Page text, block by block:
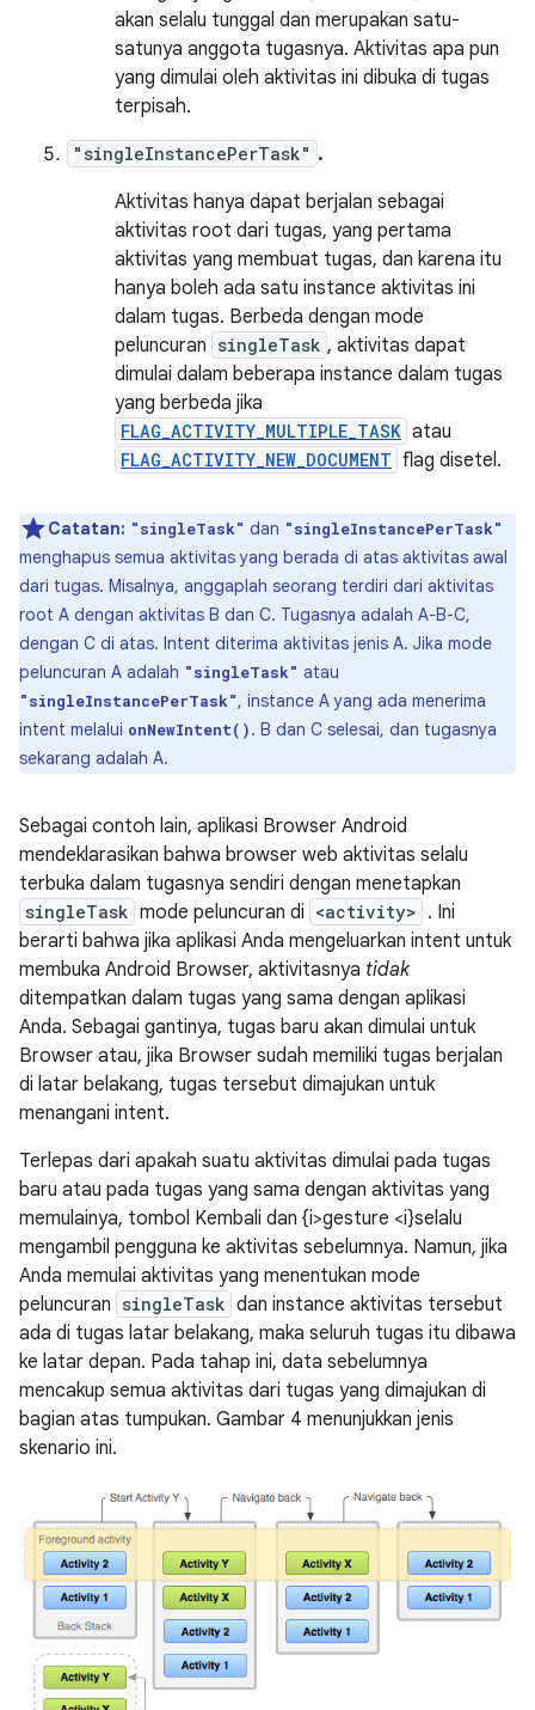
akan selalu tunggal dan merupakan satu-
satunya anggota tugasnya. Aktivitas apa pun
yang dimulai oleh aktivitas ini dibuka di tugas
terpisah.
"singleInstancePerTask" .
Aktivitas hanya dapat berjalan sebagai
aktivitas root dari tugas, yang pertama
aktivitas yang membuat tugas, dan karena itu
hanya boleh ada satu instance aktivitas ini
dalam tugas. Berbeda dengan mode
peluncuran singleTask , aktivitas dapat
dimulai dalam beberapa instance dalam tugas
yang berbeda jika
FLAG_ACTIVITY_MULTIPLE_TASK atau
FLAG_ACTIVITY_NEW_DOCUMENT flag disetel.
Catatan: "singleTask" dan "singleInstancePerTask"
menghapus semua aktivitas yang berada di atas aktivitas awal
dari tugas. Misalnya, anggaplah seorang terdiri dari aktivitas
root A dengan aktivitas B dan C. Tugasnya adalah A-B-C,
dengan C di atas. Intent diterima aktivitas jenis A. Jika mode
peluncuran A adalah "singleTask" atau
"singleInstancePerTask", instance A yang ada menerima
intent melalui onNewIntent(). B dan C selesai, dan tugasnya
sekarang adalah A.
Sebagai contoh lain, aplikasi Browser Android
mendeklarasikan bahwa browser web aktivitas selalu
terbuka dalam tugasnya sendiri dengan menetapkan
singleTask mode peluncuran di <activity> . Ini
berarti bahwa jika aplikasi Anda mengeluarkan intent untuk
membuka Android Browser, aktivitasnya tidak
ditempatkan dalam tugas yang sama dengan aplikasi
Anda. Sebagai gantinya, tugas baru akan dimulai untuk
Browser atau, jika Browser sudah memiliki tugas berjalan
di latar belakang, tugas tersebut dimajukan untuk
menangani intent.
Terlepas dari apakah suatu aktivitas dimulai pada tugas
baru atau pada tugas yang sama dengan aktivitas yang
memulainya, tombol Kembali dan {i>gesture <i}selalu
mengambil pengguna ke aktivitas sebelumnya. Namun, jika
Anda memulai aktivitas yang menentukan mode
peluncuran singleTask dan instance aktivitas tersebut
ada di tugas latar belakang, maka seluruh tugas itu dibawa
ke latar depan. Pada tahap ini, data sebelumnya
mencakup semua aktivitas dari tugas yang dimajukan di
bagian atas tumpukan. Gambar 4 menunjukkan jenis
skenario ini.